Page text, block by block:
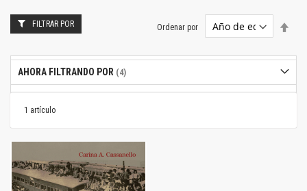
1 artículo
Ordenar por
FILTRAR POR
AHORA FILTRANDO POR